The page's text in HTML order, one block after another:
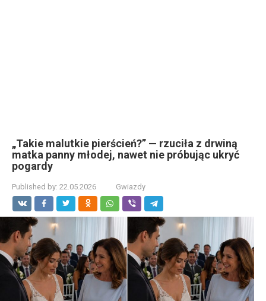
„Takie malutkie pierścień?” — rzuciła z drwiną
matka panny młodej, nawet nie próbując ukryć
pogardy
Published by: 22.05.2026 Gwiazdy